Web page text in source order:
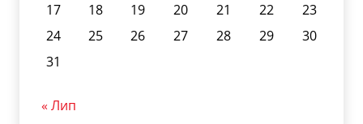
17
18 19 20 21 22
23
24
25 26 27 28 29
30
31
« Лип